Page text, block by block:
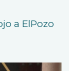
a ElPozo